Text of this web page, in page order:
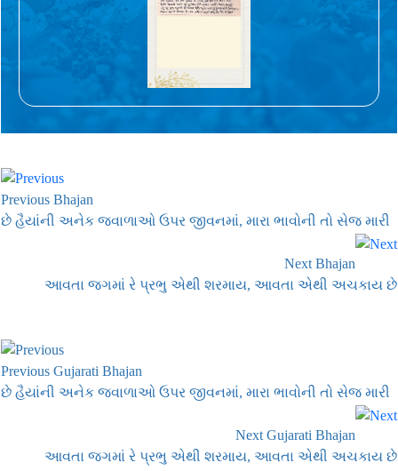
Previous Bhajan
છે હૈયાંની અનેક જ્વાળાઓ ઉપર જીવનમાં, મારા ભાવોની તો સેજ મારી
Next Bhajan
આવતા જગમાં રે પ્રભુ એથી શરમાય, આવતા એથી અચકાય છે
Previous Gujarati Bhajan
છે હૈયાંની અનેક જ્વાળાઓ ઉપર જીવનમાં, મારા ભાવોની તો સેજ મારી
Next Gujarati Bhajan
આવતા જગમાં રે પ્રભુ એથી શરમાય, આવતા એથી અચકાય છે